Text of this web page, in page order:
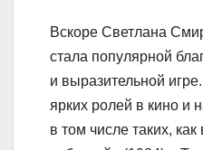
Вскоре Светлана
стала популярной
и выразительной
ярких ролей в кино и
в том числе таких,